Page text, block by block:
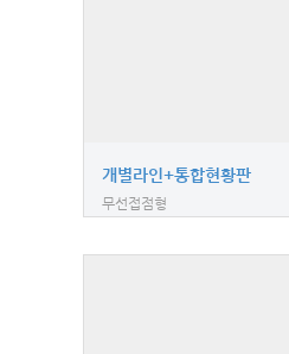
개별라인+통합현황판
무선접점형